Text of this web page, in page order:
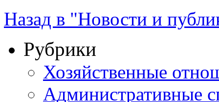
Назад в "Новости и
Рубрики
Хозяйственные
Административные